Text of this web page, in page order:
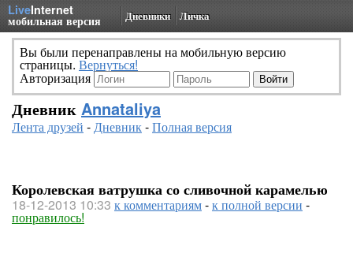
LiveInternet
мобильная версия Дневники Личка
Вы были перенаправлены на мобильную версию
страницы. Вернуться!
Авторизация
Дневник Annataliya
Лента друзей -Дневник-Полная версия
Королевская ватрушка со сливочной карамелью
18-12-2013 10:33 к комментариям-к полной версии -
понравилось!